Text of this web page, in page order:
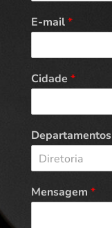
E-mail*
Cidade *
Departamentos
Diretoria
Mensagem *